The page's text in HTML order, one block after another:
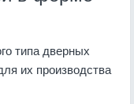
типа дверных
их производства